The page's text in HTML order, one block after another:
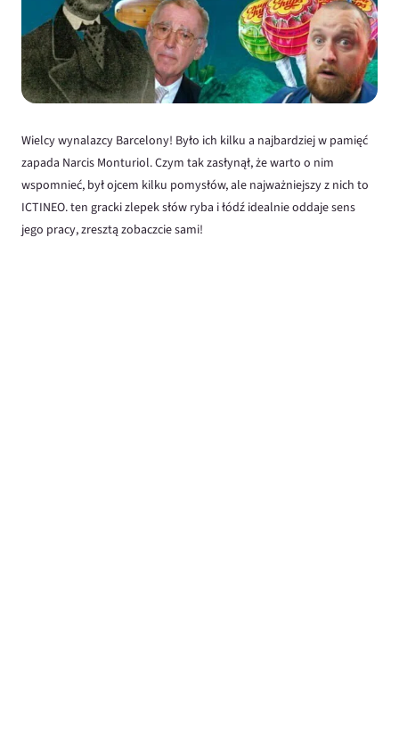
Wielcy wynalazcy Barcelony! Było ich kilku a najbardziej w pamięć
zapada Narcis Monturiol. Czym tak zasłynął, że warto o nim
wspomnieć, był ojcem kilku pomysłów, ale najważniejszy z nich to
ICTINEO. ten gracki zlepek słów ryba i łódź idealnie oddaje sens
jego pracy, zresztą zobaczcie sami!